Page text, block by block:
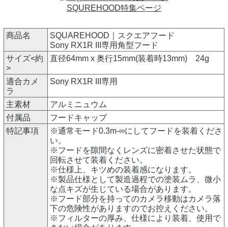
SQUREHOOD特集ページ
商品名
SQUAREHOOD｜スクエアフード
Sony RX1R III専用角型フード
サイズ<約
>
直径64mm x 奥行15mm(装着時13mm) 24g
適合カメ
ラ
Sony RX1R III専用
主素材
アルミニュウム
付属品
フードキャップ
特記事項
※通常モード0.3m-∞にしてフードを装着くださ
い。
※フードを隙間なくレンズに密着させた状態で
回転させて装着ください。
※仕様上、キツめの装着感になります。
※製品仕様として製造過程での塗装ムラ、微小
な点キズが生じている場合があります。
※フード部分を持ってのカメラ移動はカメラ落
下の危険性がありますのでお控えください。
※フィルターの厚み、仕様により装着、使用で